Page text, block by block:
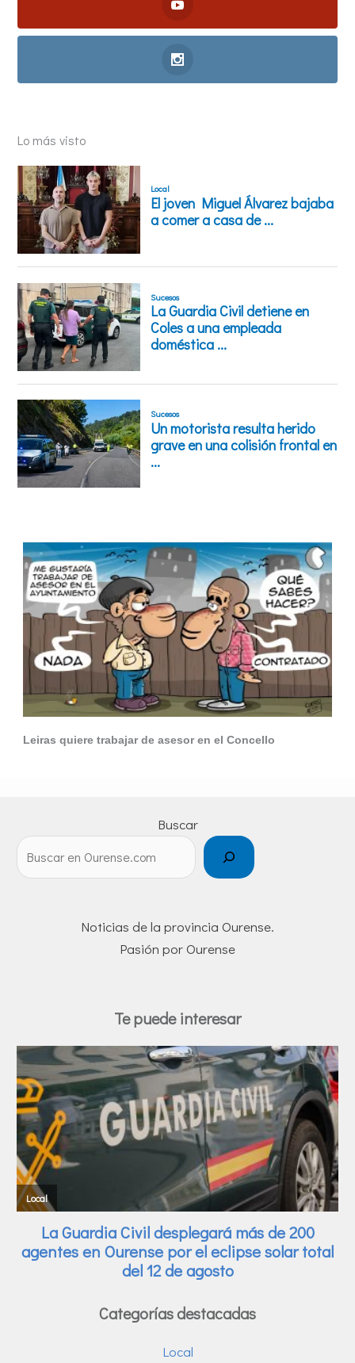
Lo más visto
Leiras quiere trabajar de asesor en el Concello
Buscar
Noticias de la provincia Ourense.
Pasión por Ourense
Te puede interesar
Categorías destacadas
Local